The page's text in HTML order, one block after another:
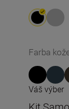
Farba
Váš výber